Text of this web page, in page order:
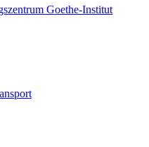
Goethe-Institut